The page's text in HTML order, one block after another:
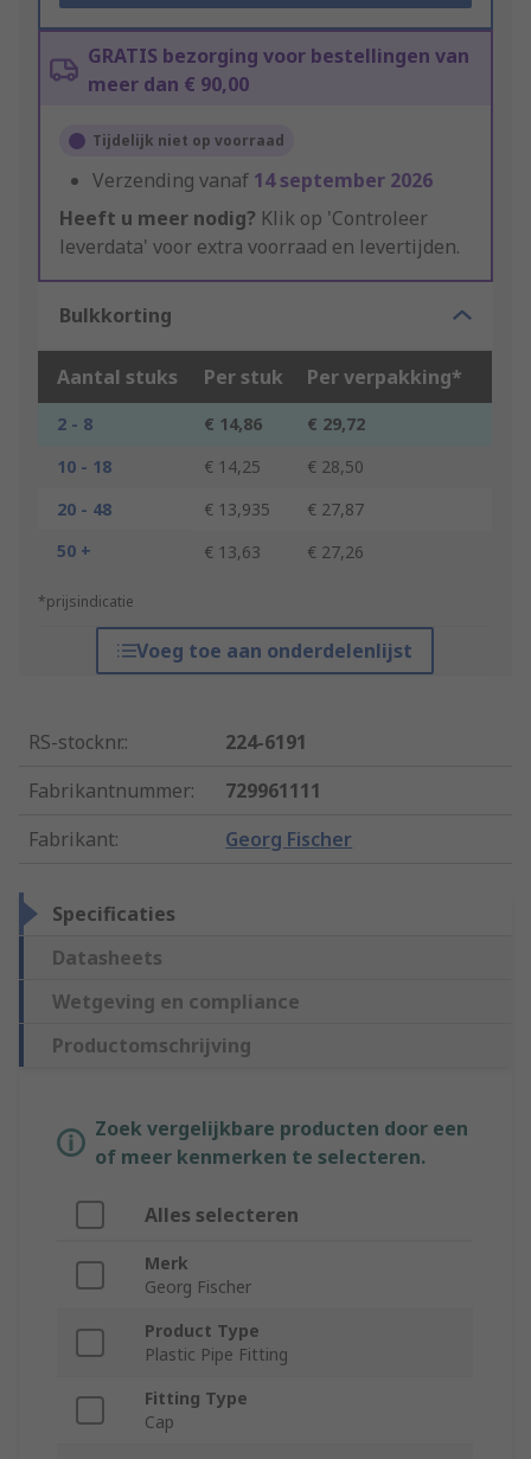
GRATIS bezorging voor bestellingen van
meer dan € 90,00
Tijdelijk niet op voorraad
Verzending vanaf 14 september 2026
Heeft u meer nodig? Klik op 'Controleer
leverdata' voor extra voorraad en levertijden.
Bulkkorting
Aantal stuks Per stuk Per verpakking*
2 - 8 € 14,86
€ 29,72
10 - 18
€ 14,25
€ 28,50
20 - 48
€ 13,935
€ 27,87
50 +
€ 13,63 € 27,26
*prijsindicatie
Voeg toe aan onderdelenlijst
RS-stocknr.:
224-6191
Fabrikantnummer:
729961111
Fabrikant: Georg Fischer
Specificaties
Datasheets
Wetgeving en compliance
Productomschrijving
Zoek vergelijkbare producten door een
of meer kenmerken te selecteren.
Alles selecteren
Merk
Georg Fischer
Product Type
Plastic Pipe Fitting
Fitting Type
Cap